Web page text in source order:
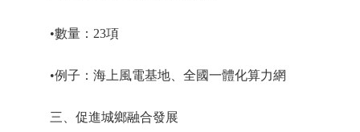
•數量：23項
•例子：海上風電基地、全國一體化算力網
三、促進城鄉融合發展